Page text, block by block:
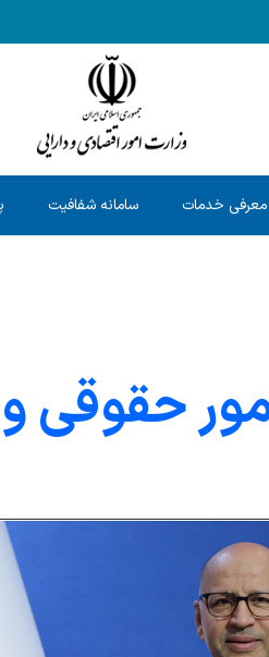
معرفی خدمات سامانه شفافیت